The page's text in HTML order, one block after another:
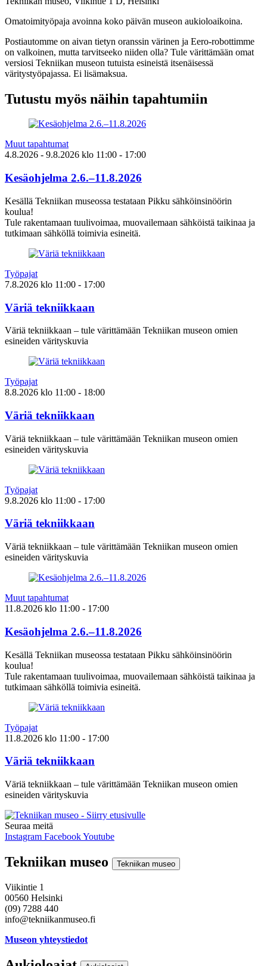
Omatoimityöpaja avoinna koko päivän museon aukioloaikoina.
Postiautomme on aivan tietyn oranssin värinen ja Eero-robottimme
on valkoinen, mutta tarvitseeko niiden olla? Tule värittämään omat
versiosi Tekniikan museon tutuista esineistä itsenäisessä
väritystyöpajassa. Ei lisämaksua.
Tutustu myös näihin tapahtumiin
Muut tapahtumat
4.8.2026 - 9.8.2026 klo 11:00 - 17:00
Kesäohjelma 2.6.–11.8.2026
Kesällä Tekniikan museossa testataan Pikku sähköinsinöörin
koulua!
Tule rakentamaan tuulivoimaa, muovailemaan sähköistä taikinaa ja
tutkimaan sähköllä toimivia esineitä.
Työpajat
7.8.2026 klo 11:00 - 17:00
Väriä tekniikkaan
Väriä tekniikkaan – tule värittämään Tekniikan museon omien
esineiden värityskuvia
Työpajat
8.8.2026 klo 11:00 - 18:00
Väriä tekniikkaan
Väriä tekniikkaan – tule värittämään Tekniikan museon omien
esineiden värityskuvia
Työpajat
9.8.2026 klo 11:00 - 17:00
Väriä tekniikkaan
Väriä tekniikkaan – tule värittämään Tekniikan museon omien
esineiden värityskuvia
Muut tapahtumat
11.8.2026 klo 11:00 - 17:00
Kesäohjelma 2.6.–11.8.2026
Kesällä Tekniikan museossa testataan Pikku sähköinsinöörin
koulua!
Tule rakentamaan tuulivoimaa, muovailemaan sähköistä taikinaa ja
tutkimaan sähköllä toimivia esineitä.
Työpajat
11.8.2026 klo 11:00 - 17:00
Väriä tekniikkaan
Väriä tekniikkaan – tule värittämään Tekniikan museon omien
esineiden värityskuvia
Seuraa meitä
Instagram FacebookYoutube
Tekniikan museo Tekniikan museo
Viikintie 1
00560 Helsinki
(09) 7288 440
info@tekniikanmuseo.fi
Museon yhteystiedot